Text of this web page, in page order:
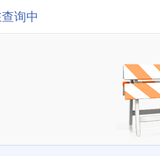
询中